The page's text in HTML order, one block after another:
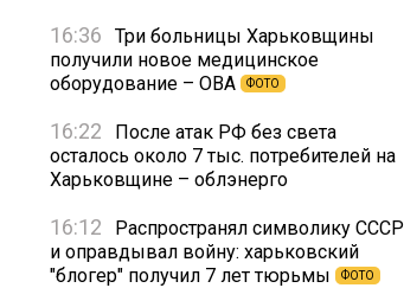
16:36
Три больницы Харьковщины
получили новое медицинское
оборудование – ОВА
ФОТО
16:22
После атак РФ без света
осталось около 7 тыс. потребителей на
Харьковщине – облэнерго
16:12
Распространял символику СССР
и оправдывал войну: харьковский
"блогер" получил 7 лет тюрьмы
ФОТО